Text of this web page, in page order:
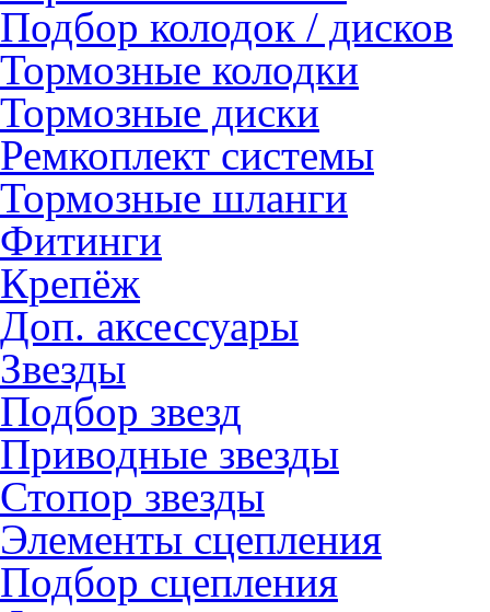
Подбор колодок / дисков
Тормозные колодки
Тормозные диски
Ремкоплект системы
Тормозные шланги
Фитинги
Крепёж
Доп. аксессуары
Звезды
Подбор звезд
Приводные звезды
Стопор звезды
Элементы сцепления
Подбор сцепления